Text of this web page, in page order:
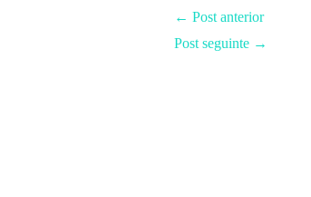
← Post anterior
Post seguinte →